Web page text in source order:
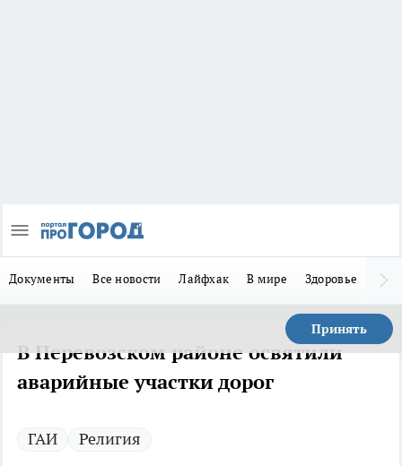
Документы Все новости Лайфхак В мире Здоровье
Принять
В Перевозском районе освятили
аварийные участки дорог
ГАИ Религия